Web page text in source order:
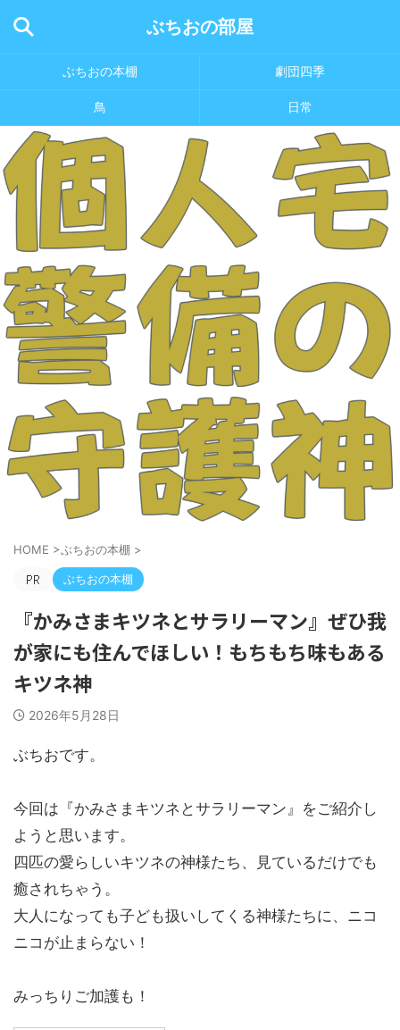
ぶちおの部屋
ぶちおの本棚 劇団四季
鳥 日常
HOME >ぶちおの本棚 >
ぶちおの本棚
『かみさまキツネとサラリーマン』ぜひ我
が家にも住んでほしい！もちもち味もある
キツネ神
2026年5月28日
ぶちおです。
今回は『かみさまキツネとサラリーマン』をご紹介し
ようと思います。
四匹の愛らしいキツネの神様たち、見ているだけでも
癒されちゃう。
大人になっても子ども扱いしてくる神様たちに、ニコ
ニコが止まらない！
みっちりご加護も！